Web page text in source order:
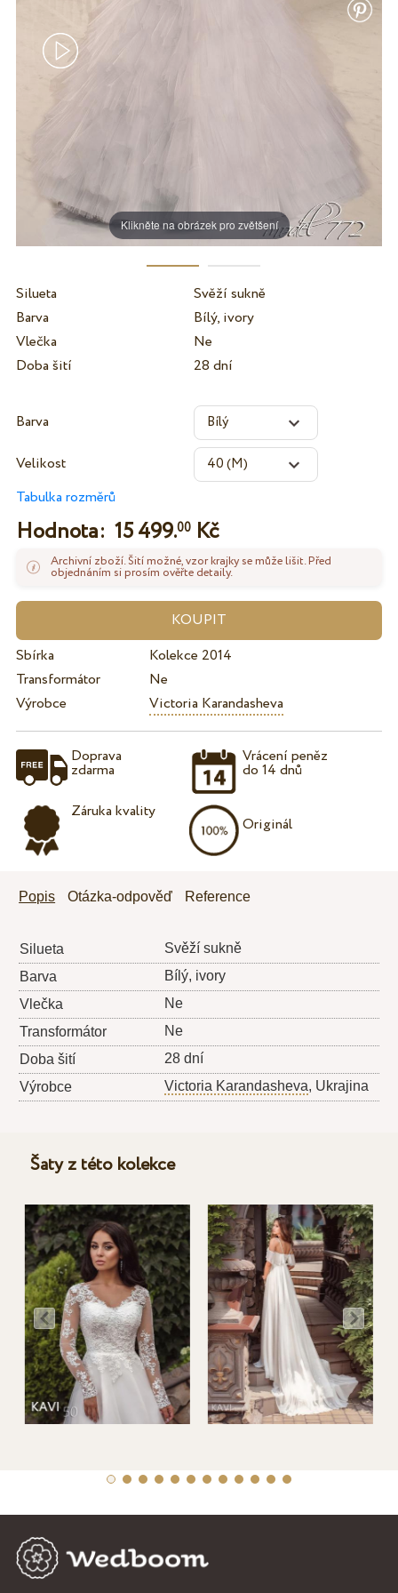
Klikněte na obrázek pro zvětšení
Silueta
Svěží sukně
Barva
Bílý, ivory
Vlečka
Ne
Doba šití
28 dní
Barva
Velikost
Tabulka rozměrů
Hodnota: 15 499.00Kč
Archivní zboží. Šití možné, vzor krajky se může lišit. Před
objednáním si prosím ověřte detaily.
Sbírka
Kolekce 2014
Transformátor
Ne
Výrobce
Victoria Karandasheva
Doprava
zdarma
Záruka kvality
Vrácení peněz
do 14 dnů
Originál
Popis Otázka-odpověď Reference
Silueta
Svěží sukně
Barva
Bílý, ivory
Vlečka
Ne
Transformátor
Ne
Doba šití
28 dní
Výrobce
Victoria Karandasheva, Ukrajina
Šaty z této kolekce